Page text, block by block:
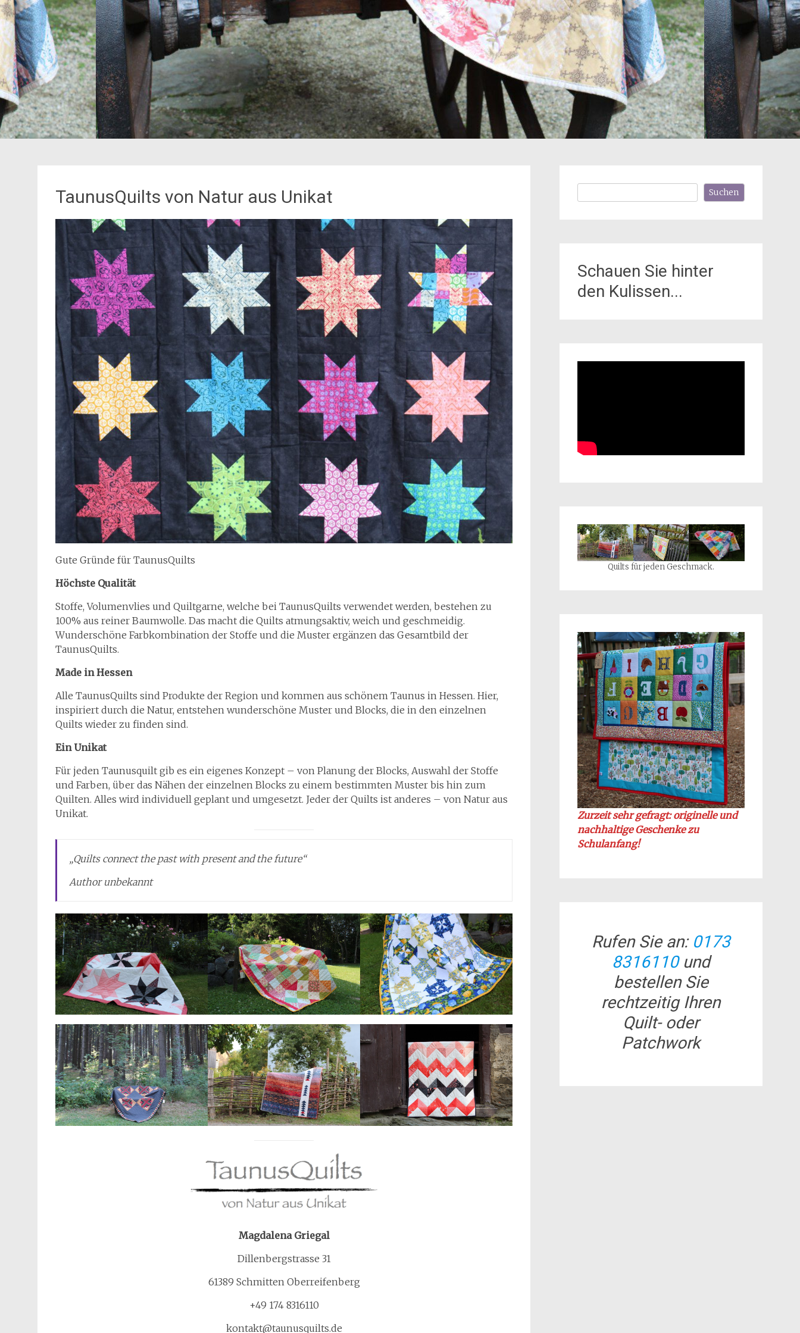
TaunusQuilts von Natur aus Unikat
Gute Gründe für TaunusQuilts
Höchste Qualität
Stoffe, Volumenvlies und Quiltgarne, welche bei TaunusQuilts verwendet werden, bestehen zu
100% aus reiner Baumwolle. Das macht die Quilts atmungsaktiv, weich und geschmeidig.
Wunderschöne Farbkombination der Stoffe und die Muster ergänzen das Gesamtbild der
TaunusQuilts.
Made in Hessen
Alle TaunusQuilts sind Produkte der Region und kommen aus schönem Taunus in Hessen. Hier,
inspiriert durch die Natur, entstehen wunderschöne Muster und Blocks, die in den einzelnen
Quilts wieder zu finden sind.
Ein Unikat
Für jeden Taunusquilt gib es ein eigenes Konzept – von Planung der Blocks, Auswahl der Stoffe
und Farben, über das Nähen der einzelnen Blocks zu einem bestimmten Muster bis hin zum
Quilten. Alles wird individuell geplant und umgesetzt. Jeder der Quilts ist anderes – von Natur aus
Unikat.
„Quilts connect the past with present and the future“
Author unbekannt
Magdalena Griegal
Dillenbergstrasse 31
61389 Schmitten Oberreifenberg
+49 174 8316110
kontakt@taunusquilts.de
Suchen
Schauen Sie hinter
den Kulissen...
Quilts für jeden Geschmack.
Zurzeit sehr gefragt: originelle und
nachhaltige Geschenke zu
Schulanfang!
Rufen Sie an: 0173
8316110und
bestellen Sie
rechtzeitig Ihren
Quilt- oder
Patchwork